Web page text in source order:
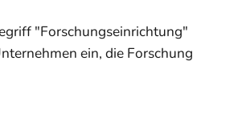
"Forschungseinrichtung"
ein, die Forschung